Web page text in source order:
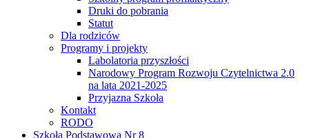
Druki do pobrania
Statut
Dla rodziców
Programy i projekty
Labolatoria przyszłości
Narodowy Program Rozwoju Czytelnictwa 2.0
na lata 2021-2025
Przyjazna Szkoła
Kontakt
RODO
Szkoła Podstawowa Nr 8